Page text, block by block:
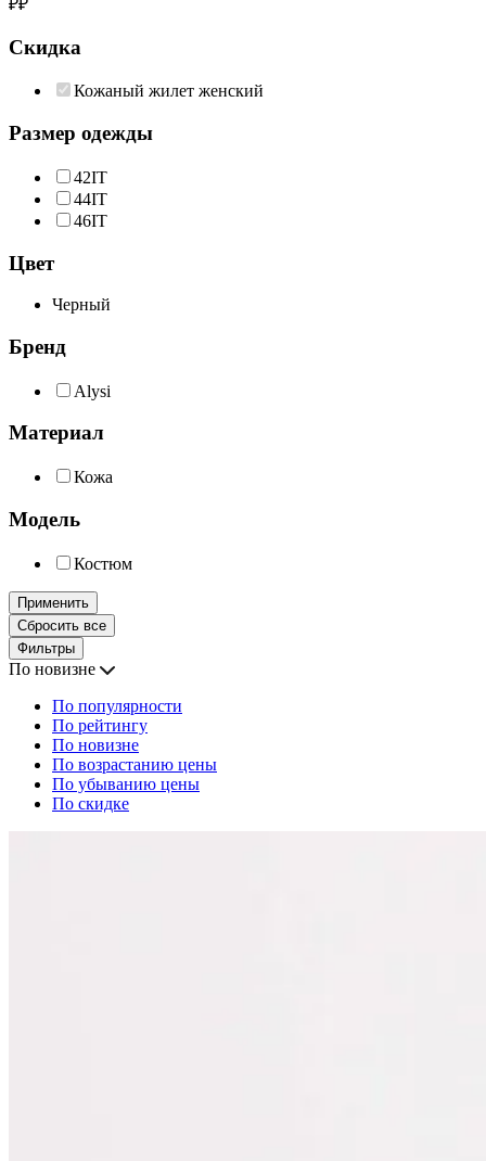
₽₽
Скидка
Кожаный жилет женский
Размер одежды
42IT
44IT
46IT
Цвет
Черный
Бренд
Alysi
Материал
Кожа
Модель
Костюм
Применить
Сбросить все
Фильтры
По новизне
По популярности
По рейтингу
По новизне
По возрастанию цены
По убыванию цены
По скидке